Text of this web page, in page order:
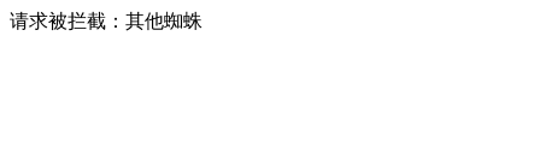
请求被拦截：其他蜘蛛